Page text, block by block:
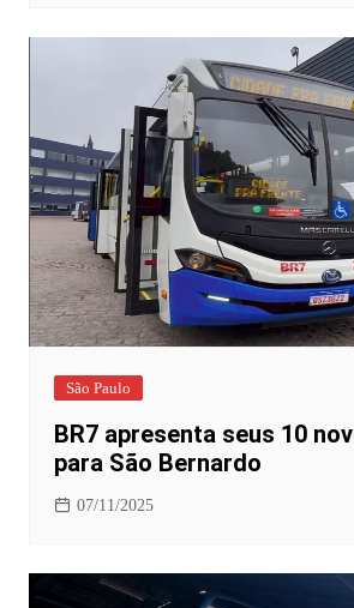
São Paulo
BR7 apresenta seus 10
para São Bernardo
07/11/2025